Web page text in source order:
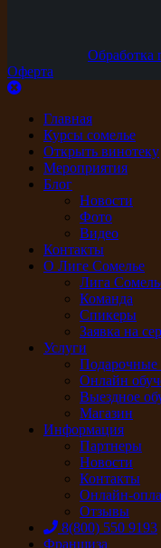
Обработка
Оферта
Главная
Курсы сомелье
Открыть винотеку
Мероприятия
Блог
Новости
Фото
Видео
Контакты
О Лиге Сомелье
Лига
Команда
Спикеры
Заявка на
Услуги
Подарочные
Онлайн
Выездное
Магазин
Информация
Партнеры
Новости
Контакты
Онлайн-
Отзывы
8(800) 550 9193
Франшиза